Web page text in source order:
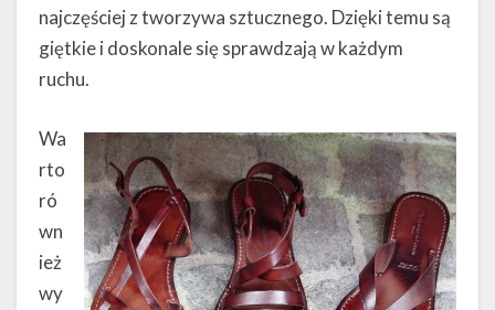
najczęściej z tworzywa sztucznego. Dzięki temu są
giętkie i doskonale się sprawdzają w każdym
ruchu.
Wa
rto
ró
wn
ież
wy